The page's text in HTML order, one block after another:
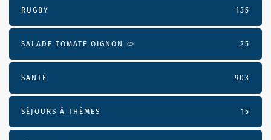
RUGBY 135
SALADE TOMATE OIGNON 🥙 25
SANTÉ 903
SÉJOURS À THÈMES 15